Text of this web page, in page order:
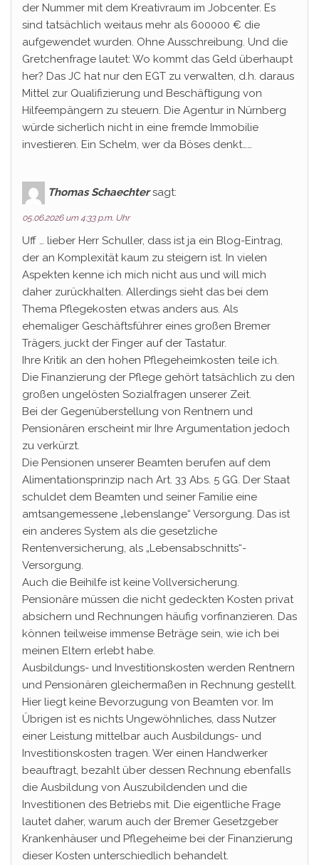
der Nummer mit dem Kreativraum im Jobcenter. Es
sind tatsächlich weitaus mehr als 600000 € die
aufgewendet wurden. Ohne Ausschreibung. Und die
Gretchenfrage lautet: Wo kommt das Geld überhaupt
her? Das JC hat nur den EGT zu verwalten, d.h. daraus
Mittel zur Qualifizierung und Beschäftigung von
Hilfeempängern zu steuern. Die Agentur in Nürnberg
würde sicherlich nicht in eine fremde Immobilie
investieren. Ein Schelm, wer da Böses denkt……
Thomas Schaechter sagt:
05.06.2026 um 4:33 p.m. Uhr
Uff … lieber Herr Schuller, dass ist ja ein Blog-Eintrag,
der an Komplexität kaum zu steigern ist. In vielen
Aspekten kenne ich mich nicht aus und will mich
daher zurückhalten. Allerdings sieht das bei dem
Thema Pflegekosten etwas anders aus. Als
ehemaliger Geschäftsführer eines großen Bremer
Trägers, juckt der Finger auf der Tastatur.
Ihre Kritik an den hohen Pflegeheimkosten teile ich.
Die Finanzierung der Pflege gehört tatsächlich zu den
großen ungelösten Sozialfragen unserer Zeit.
Bei der Gegenüberstellung von Rentnern und
Pensionären erscheint mir Ihre Argumentation jedoch
zu verkürzt.
Die Pensionen unserer Beamten berufen auf dem
Alimentationsprinzip nach Art. 33 Abs. 5 GG. Der Staat
schuldet dem Beamten und seiner Familie eine
amtsangemessene „lebenslange“ Versorgung. Das ist
ein anderes System als die gesetzliche
Rentenversicherung, als „Lebensabschnitts“-
Versorgung.
Auch die Beihilfe ist keine Vollversicherung.
Pensionäre müssen die nicht gedeckten Kosten privat
absichern und Rechnungen häufig vorfinanzieren. Das
können teilweise immense Beträge sein, wie ich bei
meinen Eltern erlebt habe.
Ausbildungs- und Investitionskosten werden Rentnern
und Pensionären gleichermaßen in Rechnung gestellt.
Hier liegt keine Bevorzugung von Beamten vor. Im
Übrigen ist es nichts Ungewöhnliches, dass Nutzer
einer Leistung mittelbar auch Ausbildungs- und
Investitionskosten tragen. Wer einen Handwerker
beauftragt, bezahlt über dessen Rechnung ebenfalls
die Ausbildung von Auszubildenden und die
Investitionen des Betriebs mit. Die eigentliche Frage
lautet daher, warum auch der Bremer Gesetzgeber
Krankenhäuser und Pflegeheime bei der Finanzierung
dieser Kosten unterschiedlich behandelt.